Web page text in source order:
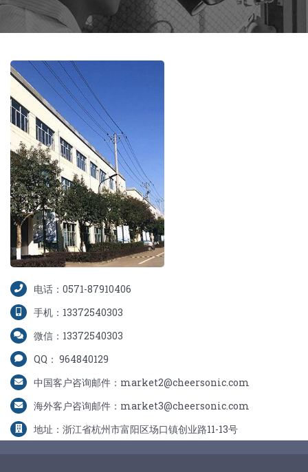
电话：0571-87910406
手机：13372540303
微信：13372540303
QQ： 964840129
中国客户咨询邮件：market2@cheersonic.com
海外客户咨询邮件：market3@cheersonic.com
地址：浙江省杭州市富阳区场口镇创业路11-13号